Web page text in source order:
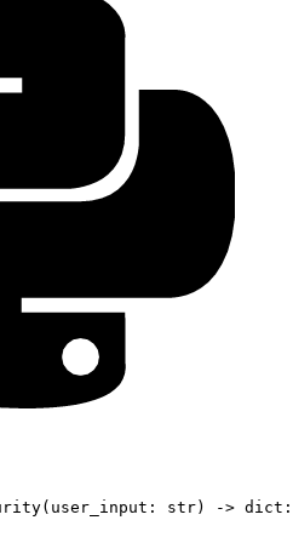
(user_input: str) -> dict :